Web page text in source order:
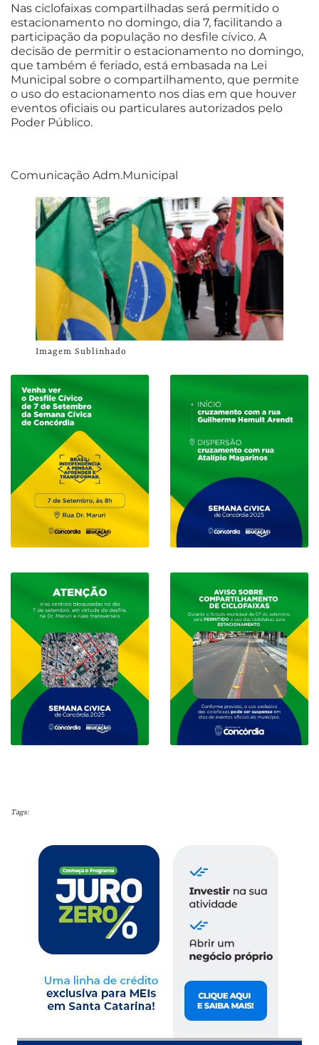
Nas ciclofaixas compartilhadas será permitido o
estacionamento no domingo, dia 7, facilitando a
participação da população no desfile cívico. A
decisão de permitir o estacionamento no domingo,
que também é feriado, está embasada na Lei
Municipal sobre o compartilhamento, que permite
o uso do estacionamento nos dias em que houver
eventos oficiais ou particulares autorizados pelo
Poder Público.
Comunicação Adm.Municipal
Imagem Sublinhado
Tags: